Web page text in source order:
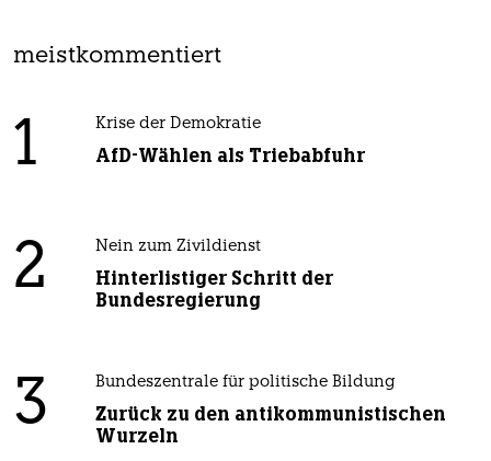
meistkommentiert
1 Krise der Demokratie
AfD-Wählen als Triebabfuhr
2 Nein zum Zivildienst
Hinterlistiger Schritt der
Bundesregierung
3 Bundeszentrale für politische Bildung
Zurück zu den antikommunistischen
Wurzeln